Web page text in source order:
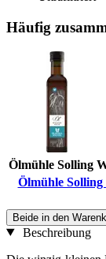
Häufig
Ölmühle Solling
Ölmühle
Beide in den
Beschreibung